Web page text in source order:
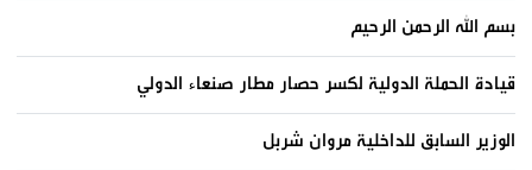
بسم الله الرحمن الرحيم
قيادة الحملة الدولية لكسر حصار مطار صنعاء الدولي
الوزير السابق للداخلية مروان شربل